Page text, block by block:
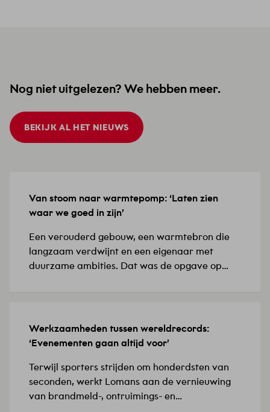
Nog niet uitgelezen? We hebben meer.
BEKIJK AL HET NIEUWS
15 JULI 2026
Van stoom naar warmtepomp: ‘Laten zien
waar we goed in zijn’
Een verouderd gebouw, een warmtebron die
langzaam verdwijnt en een eigenaar met
duurzame ambities. Dat was de opgave op
waren verouderd en de bestaande
verwarmingsoplossing vroeg om een
projectleider werktuigbouwkunde, toe. Hij
doelt…
8 JULI 2026
Werkzaamheden tussen wereldrecords:
‘Evenementen gaan altijd voor’
Terwijl sporters strijden om honderdsten van
seconden, werkt Lomans aan de vernieuwing
van brandmeld-, ontruimings- en